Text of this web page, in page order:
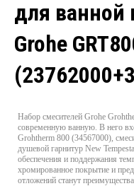
для ванной
Grohe
Набор смесителей Grohe
современную ванную. В него
Grohtherm 800 (34567000),
душевой гарнитур New
обеспечения и поддержания
хромированное покрытие и
отложений станут